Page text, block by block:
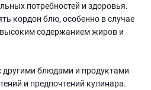
потребностей и здоровья.
кордон блю, особенно в случае
содержанием жиров и
блюдами и продуктами
и предпочтений кулинара.